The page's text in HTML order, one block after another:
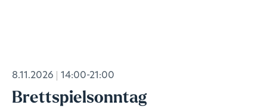
8.11.2026 14:00-21:00
Brettspielsonntag